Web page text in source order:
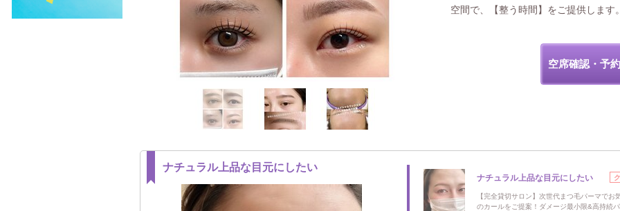
空間で、【整う時間】をご提供します
空席確認・予
ナチュラル上品な目元にしたい
ナチュラル上品な目元にしたい
【完全貸切サロン】次世代まつ毛パーマでお
のカールをご提案！ダメージ最小限&高持続